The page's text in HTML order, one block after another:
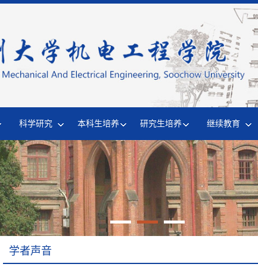
科学研究 本科生培养 研究生培养 继续教育
学者声音